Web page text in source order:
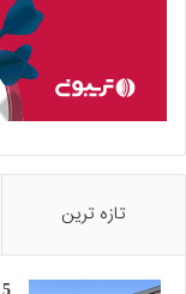
تازه ترین